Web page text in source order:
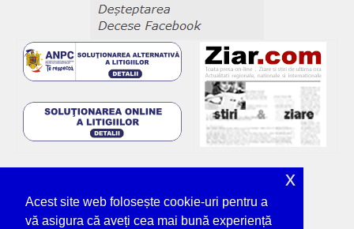
Acest site web folosește cookie-uri pentru a
vă asigura că aveți cea mai bună experiență
x